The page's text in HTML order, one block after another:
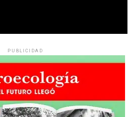
PUBLICIDAD